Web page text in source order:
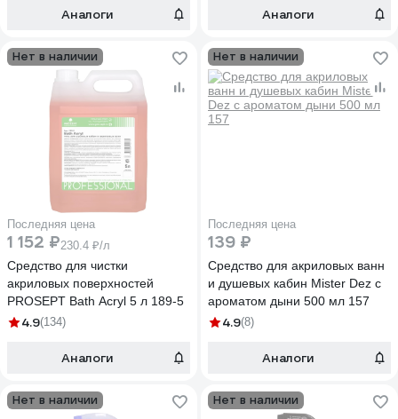
Аналоги Аналоги
Нет в наличии
Последняя цена
1 152 ₽230.4 ₽/л
Средство для чистки
акриловых поверхностей
PROSEPT Bath Acryl 5 л 189-5
4.9(134)
Аналоги
Нет в наличии
Последняя цена
139 ₽
Средство для акриловых ванн
и душевых кабин Mister Dez с
ароматом дыни 500 мл 157
4.9(8)
Аналоги
Нет в наличии Нет в наличии